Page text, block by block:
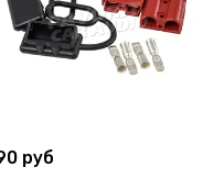
руб